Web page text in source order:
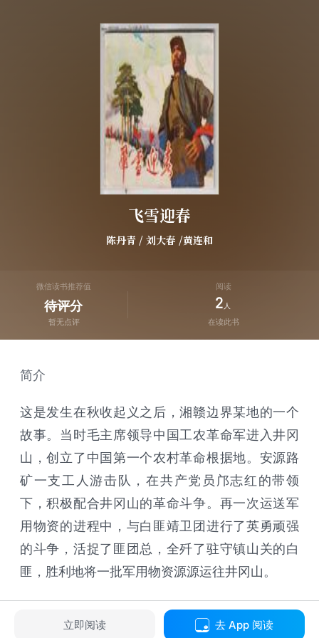
飞雪迎春
陈丹青 / 刘大春 /黄连和
微信读书推荐值
待评分
暂无点评
阅读
2 人
在读此书
简介
这是发生在秋收起义之后，湘赣边界某地的一个
故事。当时毛主席领导中国工农革命军进入井冈
山，创立了中国第一个农村革命根据地。安源路
矿一支工人游击队，在共产党员邝志红的带领
下，积极配合井冈山的革命斗争。再一次运送军
用物资的进程中，与白匪靖卫团进行了英勇顽强
的斗争，活捉了匪团总，全歼了驻守镇山关的白
匪，胜利地将一批军用物资源源运往井冈山。
立即阅读 去 App 阅读